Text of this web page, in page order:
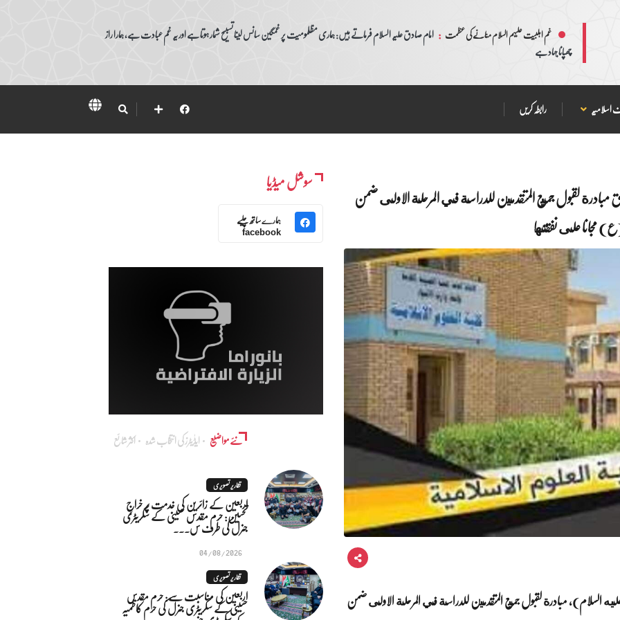
غم اہلبیت علیہم السلام منانے کی عظمت : امام صادق علیہ السلام فرماتے ہیں: ہماری مظلمومیت پر غمگین سانس لینا تسبیح شمار ہوتا ہے اور یہ غم عبادت ہے، ہمارا راز
چھپانا جہاد ہے
اسلامیہ رابطہ کریں
مبادرة لقبول جميع المتقدمين للدراسة في المرحلة الاولى ضمن
مجانا على نفقتها
السلام)، مبادرة لقبول جميع المتقدمين للدراسة في المرحلة الاولى ضمن
سوشل میڈیا
ہمارے ساتھ چلیے
facebook
نئے مواضیع ایڈٰیٹرز کی انتخاب شدہ اکثر شائع
تقاریر تصویری
اربعین کے زائرین کی خدمت پر خراجِ
تحسین: حرم مقدس حسینی کے سکریٹری
جنرل کی طرف س...
04/08/2026
تقاریر تصویری
اربعین کی مناسبت سے: حرم مقدس
حسینی کے سکریٹری جنرل کی حرم کاظمیہ